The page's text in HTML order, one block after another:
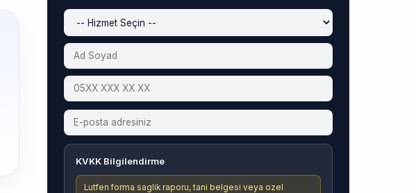
KVKK Bilgilendirme
Lutfen forma saglik raporu, tani belgesi veya ozel